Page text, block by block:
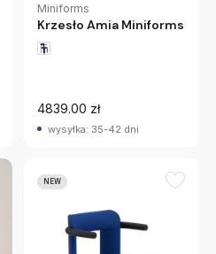
Miniforms
Krzesło Amia Miniforms
4839.00 zł
wysyłka: 35-42 dni
NEW